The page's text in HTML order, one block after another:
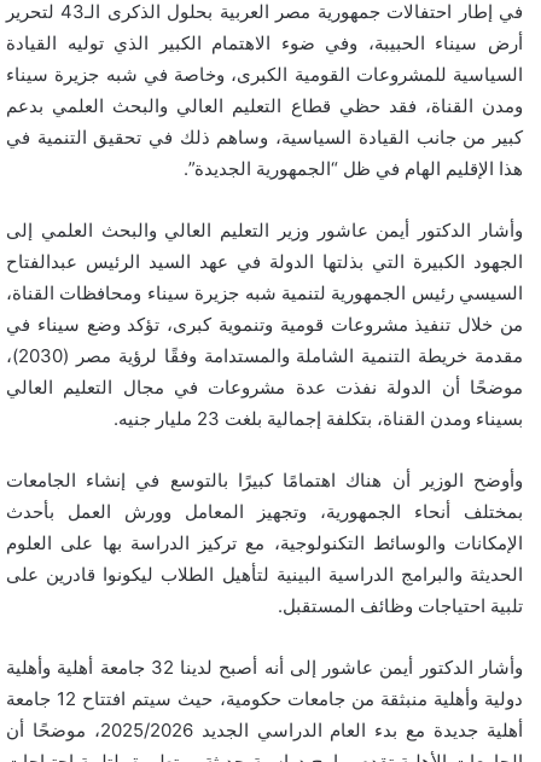
في إطار احتفالات جمهورية مصر العربية بحلول الذكرى الـ43 لتحرير
أرض سيناء الحبيبة، وفي ضوء الاهتمام الكبير الذي توليه القيادة
السياسية للمشروعات القومية الكبرى، وخاصة في شبه جزيرة سيناء
ومدن القناة، فقد حظي قطاع التعليم العالي والبحث العلمي بدعم
كبير من جانب القيادة السياسية، وساهم ذلك في تحقيق التنمية في
هذا الإقليم الهام في ظل “الجمهورية الجديدة”.
وأشار الدكتور أيمن عاشور وزير التعليم العالي والبحث العلمي إلى
الجهود الكبيرة التي بذلتها الدولة في عهد السيد الرئيس عبدالفتاح
السيسي رئيس الجمهورية لتنمية شبه جزيرة سيناء ومحافظات القناة،
من خلال تنفيذ مشروعات قومية وتنموية كبرى، تؤكد وضع سيناء في
مقدمة خريطة التنمية الشاملة والمستدامة وفقًا لرؤية مصر (2030)،
موضحًا أن الدولة نفذت عدة مشروعات في مجال التعليم العالي
بسيناء ومدن القناة، بتكلفة إجمالية بلغت 23 مليار جنيه.
وأوضح الوزير أن هناك اهتمامًا كبيرًا بالتوسع في إنشاء الجامعات
بمختلف أنحاء الجمهورية، وتجهيز المعامل وورش العمل بأحدث
الإمكانات والوسائط التكنولوجية، مع تركيز الدراسة بها على العلوم
الحديثة والبرامج الدراسية البينية لتأهيل الطلاب ليكونوا قادرين على
تلبية احتياجات وظائف المستقبل.
وأشار الدكتور أيمن عاشور إلى أنه أصبح لدينا 32 جامعة أهلية وأهلية
دولية وأهلية منبثقة من جامعات حكومية، حيث سيتم افتتاح 12 جامعة
أهلية جديدة مع بدء العام الدراسي الجديد 2025/2026، موضحًا أن